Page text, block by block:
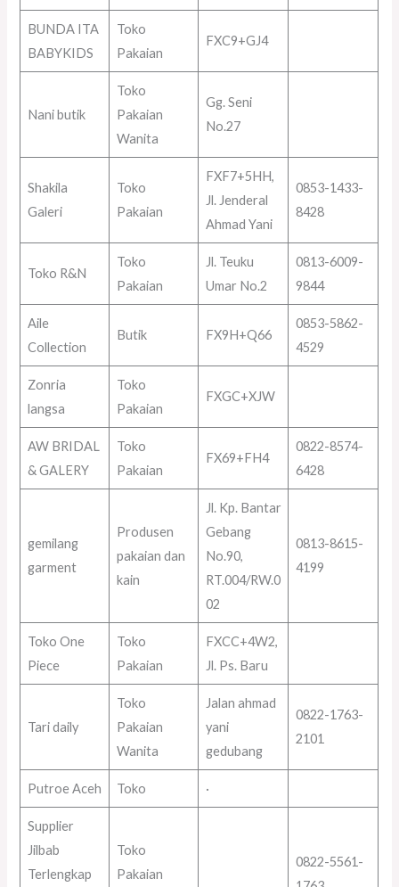
BUNDA ITA
BABYKIDS
Toko
Pakaian
FXC9+GJ4
Nani butik
Toko
Pakaian
Wanita
Gg. Seni
No.27
Shakila
Galeri
Toko
Pakaian
FXF7+5HH,
Jl. Jenderal
Ahmad Yani
0853-1433-
8428
Toko R&N
Toko
Pakaian
Jl. Teuku
Umar No.2
0813-6009-
9844
Aile
Collection
Butik FX9H+Q66
0853-5862-
4529
Zonria
langsa
Toko
Pakaian
FXGC+XJW
AW BRIDAL
& GALERY
Toko
Pakaian
FX69+FH4
0822-8574-
6428
gemilang
garment
Produsen
pakaian dan
kain
Jl. Kp. Bantar
Gebang
No.90,
RT.004/RW.0
02
0813-8615-
4199
Toko One
Piece
Toko
Pakaian
FXCC+4W2,
Jl. Ps. Baru
Tari daily
Toko
Pakaian
Wanita
Jalan ahmad
yani
gedubang
0822-1763-
2101
Putroe Aceh Toko ·
Supplier
Jilbab
Terlengkap
Toko
Pakaian
0822-5561-